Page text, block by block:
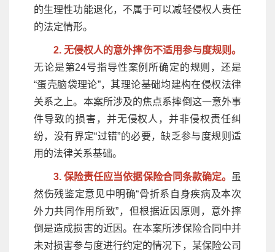
的生理性功能退化，不属于可以减轻侵权人责任
的法定情形。
2. 无侵权人的意外摔伤不适用参与度规则。
无论是第24号指导性案例所确定的规则，还是
“蛋壳脑袋理论”，其理论基础均建构在侵权法律
关系之上。本案所涉及的焦点系摔倒这一意外事
件导致的损害，并无侵权人，并非侵权责任纠
纷，没有界定“过错”的必要，缺乏参与度规则适
用的法律关系基础。
3. 保险责任应当依据保险合同条款确定。
虽
然伤残鉴定意见中明确“骨折系自身疾病及本次
外力共同作用所致”，但根据近因原则，意外摔
倒是造成损害的近因。在本案所涉保险合同中并
未对损害参与度进行约定的情况下，某保险公司